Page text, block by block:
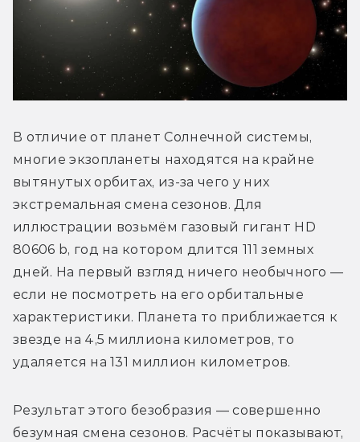
В отличие от планет Солнечной системы,
многие экзопланеты находятся на крайне
вытянутых орбитах, из-за чего у них
экстремальная смена сезонов. Для
иллюстрации возьмём газовый гигант HD
80606 b, год на котором длится 111 земных
дней. На первый взгляд ничего необычного —
если не посмотреть на его орбитальные
характеристики. Планета то приближается к
звезде на 4,5 миллиона километров, то
удаляется на 131 миллион километров.
Результат этого безобразия — совершенно
безумная смена сезонов. Расчёты показывают,